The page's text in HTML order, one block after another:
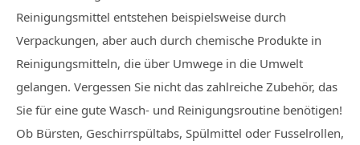
Reinigungsmittel entstehen beispielsweise durch
Verpackungen, aber auch durch chemische Produkte in
Reinigungsmitteln, die über Umwege in die Umwelt
gelangen. Vergessen Sie nicht das zahlreiche Zubehör, das
Sie für eine gute Wasch- und Reinigungsroutine benötigen!
Ob Bürsten, Geschirrspültabs, Spülmittel oder Fusselrollen,